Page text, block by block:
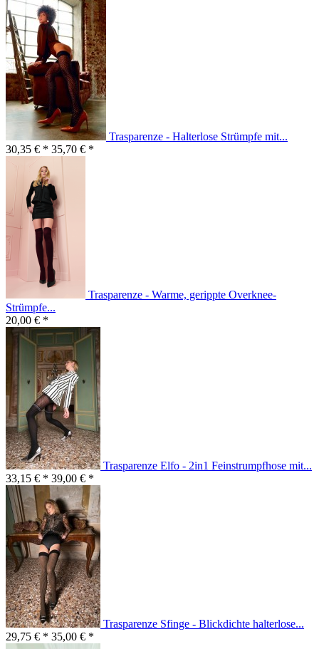
Trasparenze - Halterlose Strümpfe mit...
30,35 € * 35,70 € *
Trasparenze - Warme, gerippte Overknee-
Strümpfe...
20,00 € *
Trasparenze Elfo - 2in1 Feinstrumpfhose mit...
33,15 € * 39,00 € *
Trasparenze Sfinge - Blickdichte halterlose...
29,75 € * 35,00 € *